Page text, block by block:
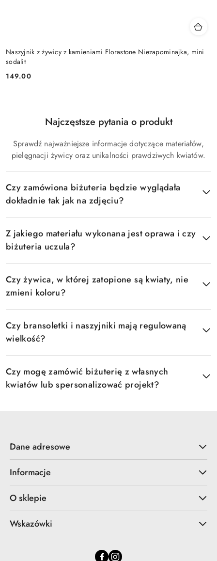
Naszyjnik z żywicy z kamieniami Florastone Niezapominajka, mini
sodalit
Cena:
149.00
Pomiń FAQNajczęstsze pytania o produkt
Sprawdź najważniejsze informacje dotyczące materiałów,
pielęgnacji żywicy oraz unikalności prawdziwych kwiatów.
Czy zamówiona biżuteria będzie wyglądała
dokładnie tak jak na zdjęciu?
Z jakiego materiału wykonana jest oprawa i czy
biżuteria uczula?
Czy żywica, w której zatopione są kwiaty, nie
zmieni koloru?
Czy bransoletki i naszyjniki mają regulowaną
wielkość?
Czy mogę zamówić biżuterię z własnych
kwiatów lub spersonalizować projekt?
Dane adresowe
Informacje
O sklepie
Wskazówki